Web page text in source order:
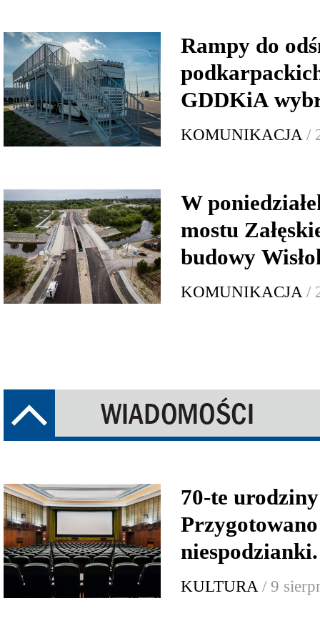
Rampy do
GDDKiA
KOMUNIKACJA /
W
mostu
budowy
KOMUNIKACJA /
70-te
KULTURA / 9